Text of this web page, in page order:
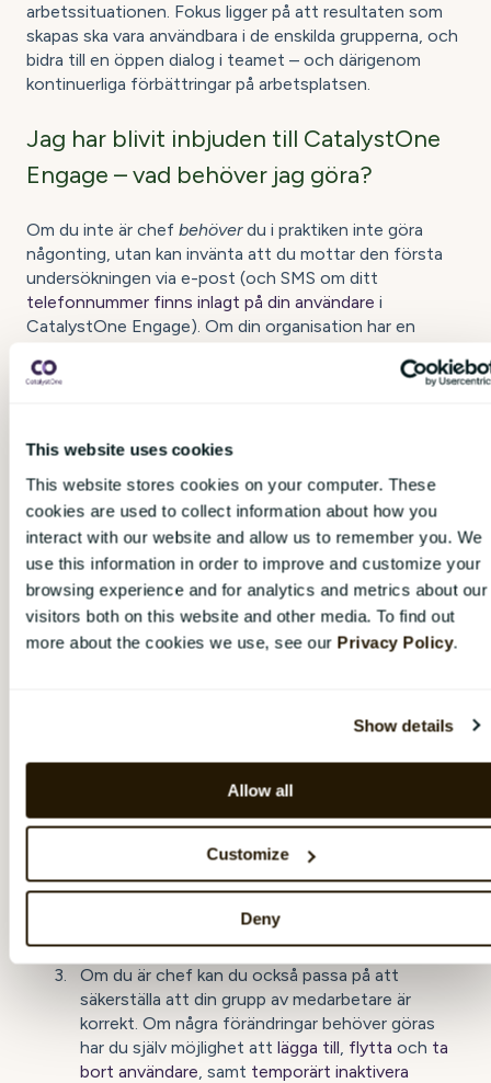
This website uses cookies
This website stores cookies on your computer. These
cookies are used to collect information about how you
interact with our website and allow us to remember you. We
use this information in order to improve and customize your
browsing experience and for analytics and metrics about our
visitors both on this website and other media. To find out
more about the cookies we use, see our Privacy Policy.
Show details
Allow all
Customize
Deny
arbetssituationen. Fokus ligger på att resultaten som
skapas ska vara användbara i de enskilda grupperna, och
bidra till en öppen dialog i teamet – och därigenom
kontinuerliga förbättringar på arbetsplatsen.
Jag har blivit inbjuden till CatalystOne
Engage – vad behöver jag göra?
Om du inte är chef behöverdu i praktiken inte göra
någonting, utan kan invänta att du mottar den första
undersökningen via e-post (och SMS om ditt
telefonnummer finns inlagt på din användare i
CatalystOne Engage). Om din organisation har en
automatiskt motta länken till att delta i denna.
När och hur ofta kommer
Undersökningsschemat och frekvensen är valt
av din organisation. Om du är nyfiken på hur ert
schema ser ut kan du kontakta ansvariga hos
din organisation ellerhöra av dig till oss.
. Om du inte valt
ditt lösenord, eller är osäker på hur du loggar in
kan du läsa mer om hur du gör detta
Välj ”Organisation” på startsidan eller
organisationsträdet. Säkerställ att du finns
placerad under korrekt chef / i rätt grupp. Om
du ligger fel kan du självflytta din användare
Om du är chef kan du också passa på att
säkerställa att din grupp av medarbetare är
korrekt. Om några förändringar behöver göras
har du själv möjlighet att lägga till flytta och ta
bort användare , samt temporärt inaktivera